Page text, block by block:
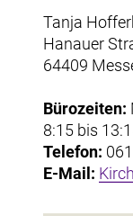
Tanja
Hanauer
64409
Bürozeiten:
8:15 bis
Telefon:
E-Mail: